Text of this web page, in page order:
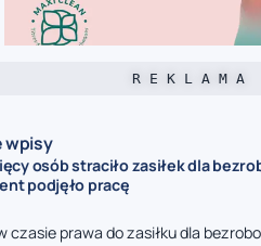
R E K L A M A
wpisy
osób straciło zasiłek dla
podjęło pracę
czasie prawa do zasiłku dla